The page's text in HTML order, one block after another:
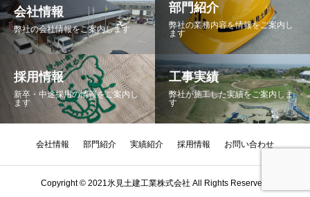
会社情報
弊社の会社情報をご案内します
部門紹介
弊社の業務内容を情報をご案内し
ます
採用情報
新卒・中途採用の情報をご案内し
ます
工事実績
弊社が施工した実績をご案内しま
す
会社情報 部門紹介 実績紹介 採用情報 お問い合わせ
Copyright © 2021氷見土建工業株式会社 All Rights Reserved.